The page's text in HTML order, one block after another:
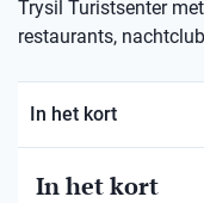
Trysil Turistsenter
restaurants,
In het kort
In het kort